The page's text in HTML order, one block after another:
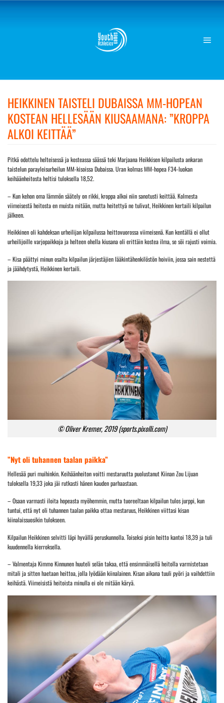
Skip
HEIKKINEN TAISTELI DUBAISSA MM-HOPEAN
KOSTEAN HELLESÄÄN KIUSAAMANA: ”KROPPA
ALKOI KEITTÄÄ”
Pitkä odottelu helteisessä ja kosteassa säässä teki Marjaana Heikkisen kilpailusta ankaran
taistelun parayleisurheilun MM-kisoissa Dubaissa. Uran kolmas MM-hopea F34-luokan
keihäänheitosta heltisi tuloksella 18,52.
– Kun kehon oma lämmön säätely on rikki, kroppa alkoi niin sanotusti keittää. Kolmesta
viimeisestä heitosta en muista mitään, mutta heitettyä ne tulivat, Heikkinen kertaili kilpailun
jälkeen.
Heikkinen oli kahdeksan urheilijan kilpailussa heittovuorossa viimeisenä. Kun kentällä ei ollut
urheilijoille varjopaikkoja ja helteen ohella kiusana oli erittäin kostea ilma, se söi rajusti voimia.
– Kisa päättyi minun osalta kilpailun järjestäjien lääkintähenkilöstön hoiviin, jossa sain nestettä
ja jäähdytystä, Heikkinen kertaili.
© Oliver Kremer, 2019 (sports.pixolli.com)
”Nyt oli tuhannen taalan paikka”
Hellesää puri muihinkin. Keihäänheiton voitti mestaruutta puolustanut Kiinan Zou Lijuan
tuloksella 19,33 joka jäi rutkasti hänen kauden parhaastaan.
– Osaan varmasti iloita hopeasta myöhemmin, mutta tuoreeltaan kilpailun tulos jurppi, kun
tuntui, että nyt oli tuhannen taalan paikka ottaa mestaruus, Heikkinen viittasi kisan
kiinalaissuosikin tulokseen.
Kilpailun Heikkinen selvitti läpi hyvällä peruskunnolla. Toiseksi pisin heitto kantoi 18,39 ja tuli
kuudennella kierroksella.
– Valmentaja Kimmo Kinnunen huuteli selän takaa, että ensimmäisellä heitolla varmistetaan
mitali ja sitten haetaan heittoa, jolla lyödään kiinalainen. Kisan aikana tuuli pyöri ja vaihdettiin
keihästä. Viimeisistä heitoista minulla ei ole mitään käryä.